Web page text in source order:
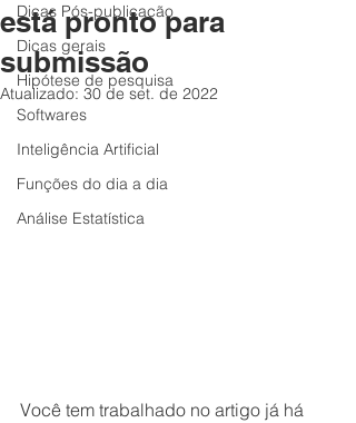
Dicas Pós-publicação
Dicas gerais
Hipótese de pesquisa
Softwares
Inteligência Artificial
Funções do dia a dia
Análise Estatística
está pronto para
submissão
Atualizado: 30 de set. de 2022
Você tem trabalhado no artigo já há